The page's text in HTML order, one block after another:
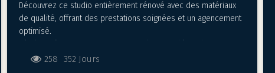
Découvrez ce studio entièrement rénové avec des matériaux
de qualité, offrant des prestations soignées et un agencement
optimisé.
couloir mène à une cuisine compacte mais fonctionnelle,
258 352 Jours